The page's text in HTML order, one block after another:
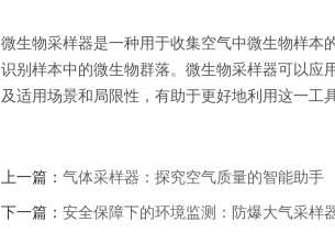
微生物采样器是一种用于收集空气中微生物样本
识别样本中的微生物群落。微生物采样器可以应
及适用场景和局限性，有助于更好地利用这一工
上一篇： 气体采样器：探究空气质量的智能助手
下一篇： 安全保障下的环境监测：防爆大气采样